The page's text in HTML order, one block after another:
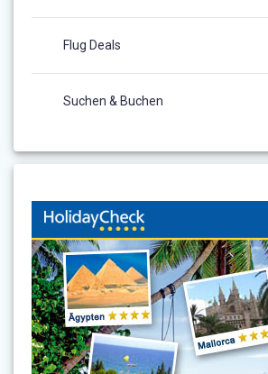
Flug Deals
Suchen & Buchen